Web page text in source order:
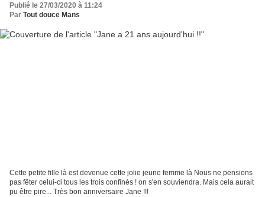
Publié le 27/03/2020 à 11:24
Par Tout douce Mans
Cette petite fille là est devenue cette jolie jeune femme là Nous ne pensions
pas fêter celui-ci tous les trois confinés ! on s'en souviendra. Mais cela aurait
pu être pire... Très bon anniversaire Jane !!!